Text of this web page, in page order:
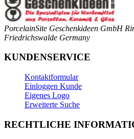
PorcelainSite Geschenkideen GmbH
Friedrichswalde Germany
KUNDENSERVICE
Kontaktformular
Einloggen Kunde
Eigenes Logo
Erweiterte Suche
RECHTLICHE